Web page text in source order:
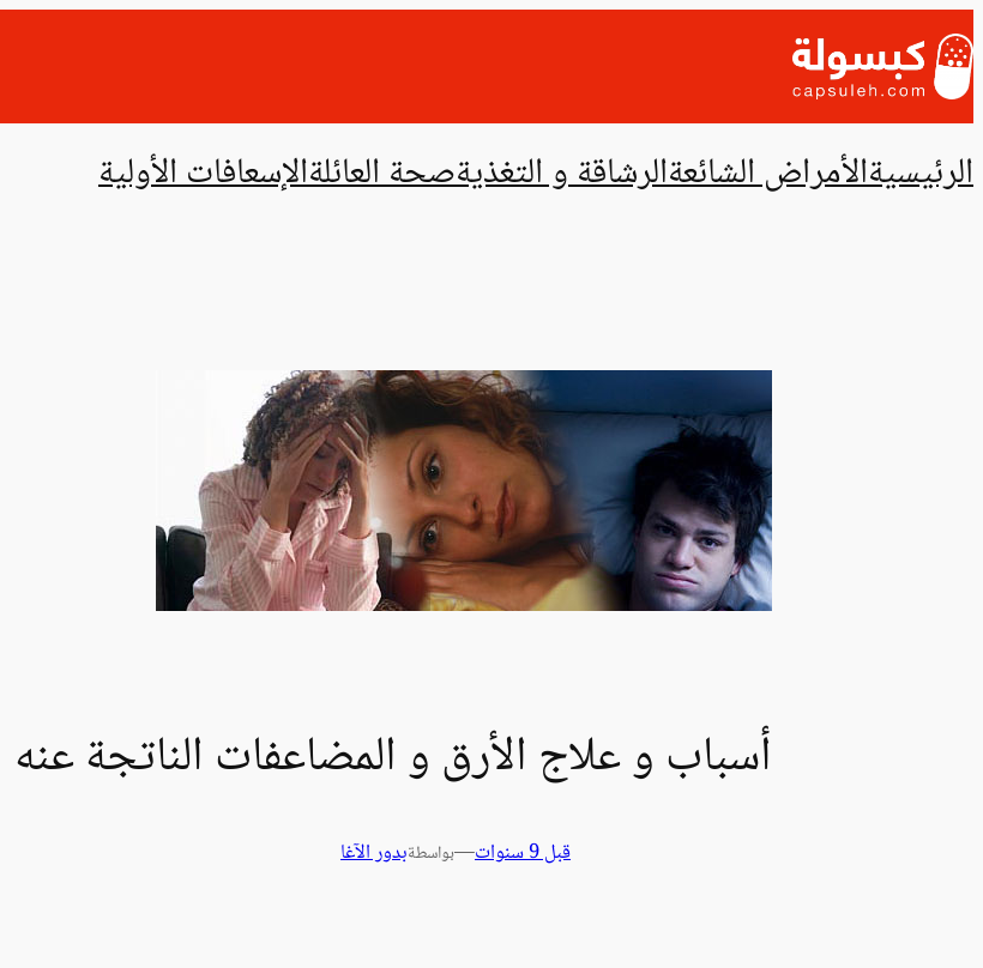
إلى
المحتوى
الرئيسيةالأمراض الشائعةالرشاقة و التغذيةصحة العائلةالإسعافات الأولية
أسباب و علاج الأرق و المضاعفات الناتجة عنه
قبل 9 سنوات —بواسطةبدور الآغا